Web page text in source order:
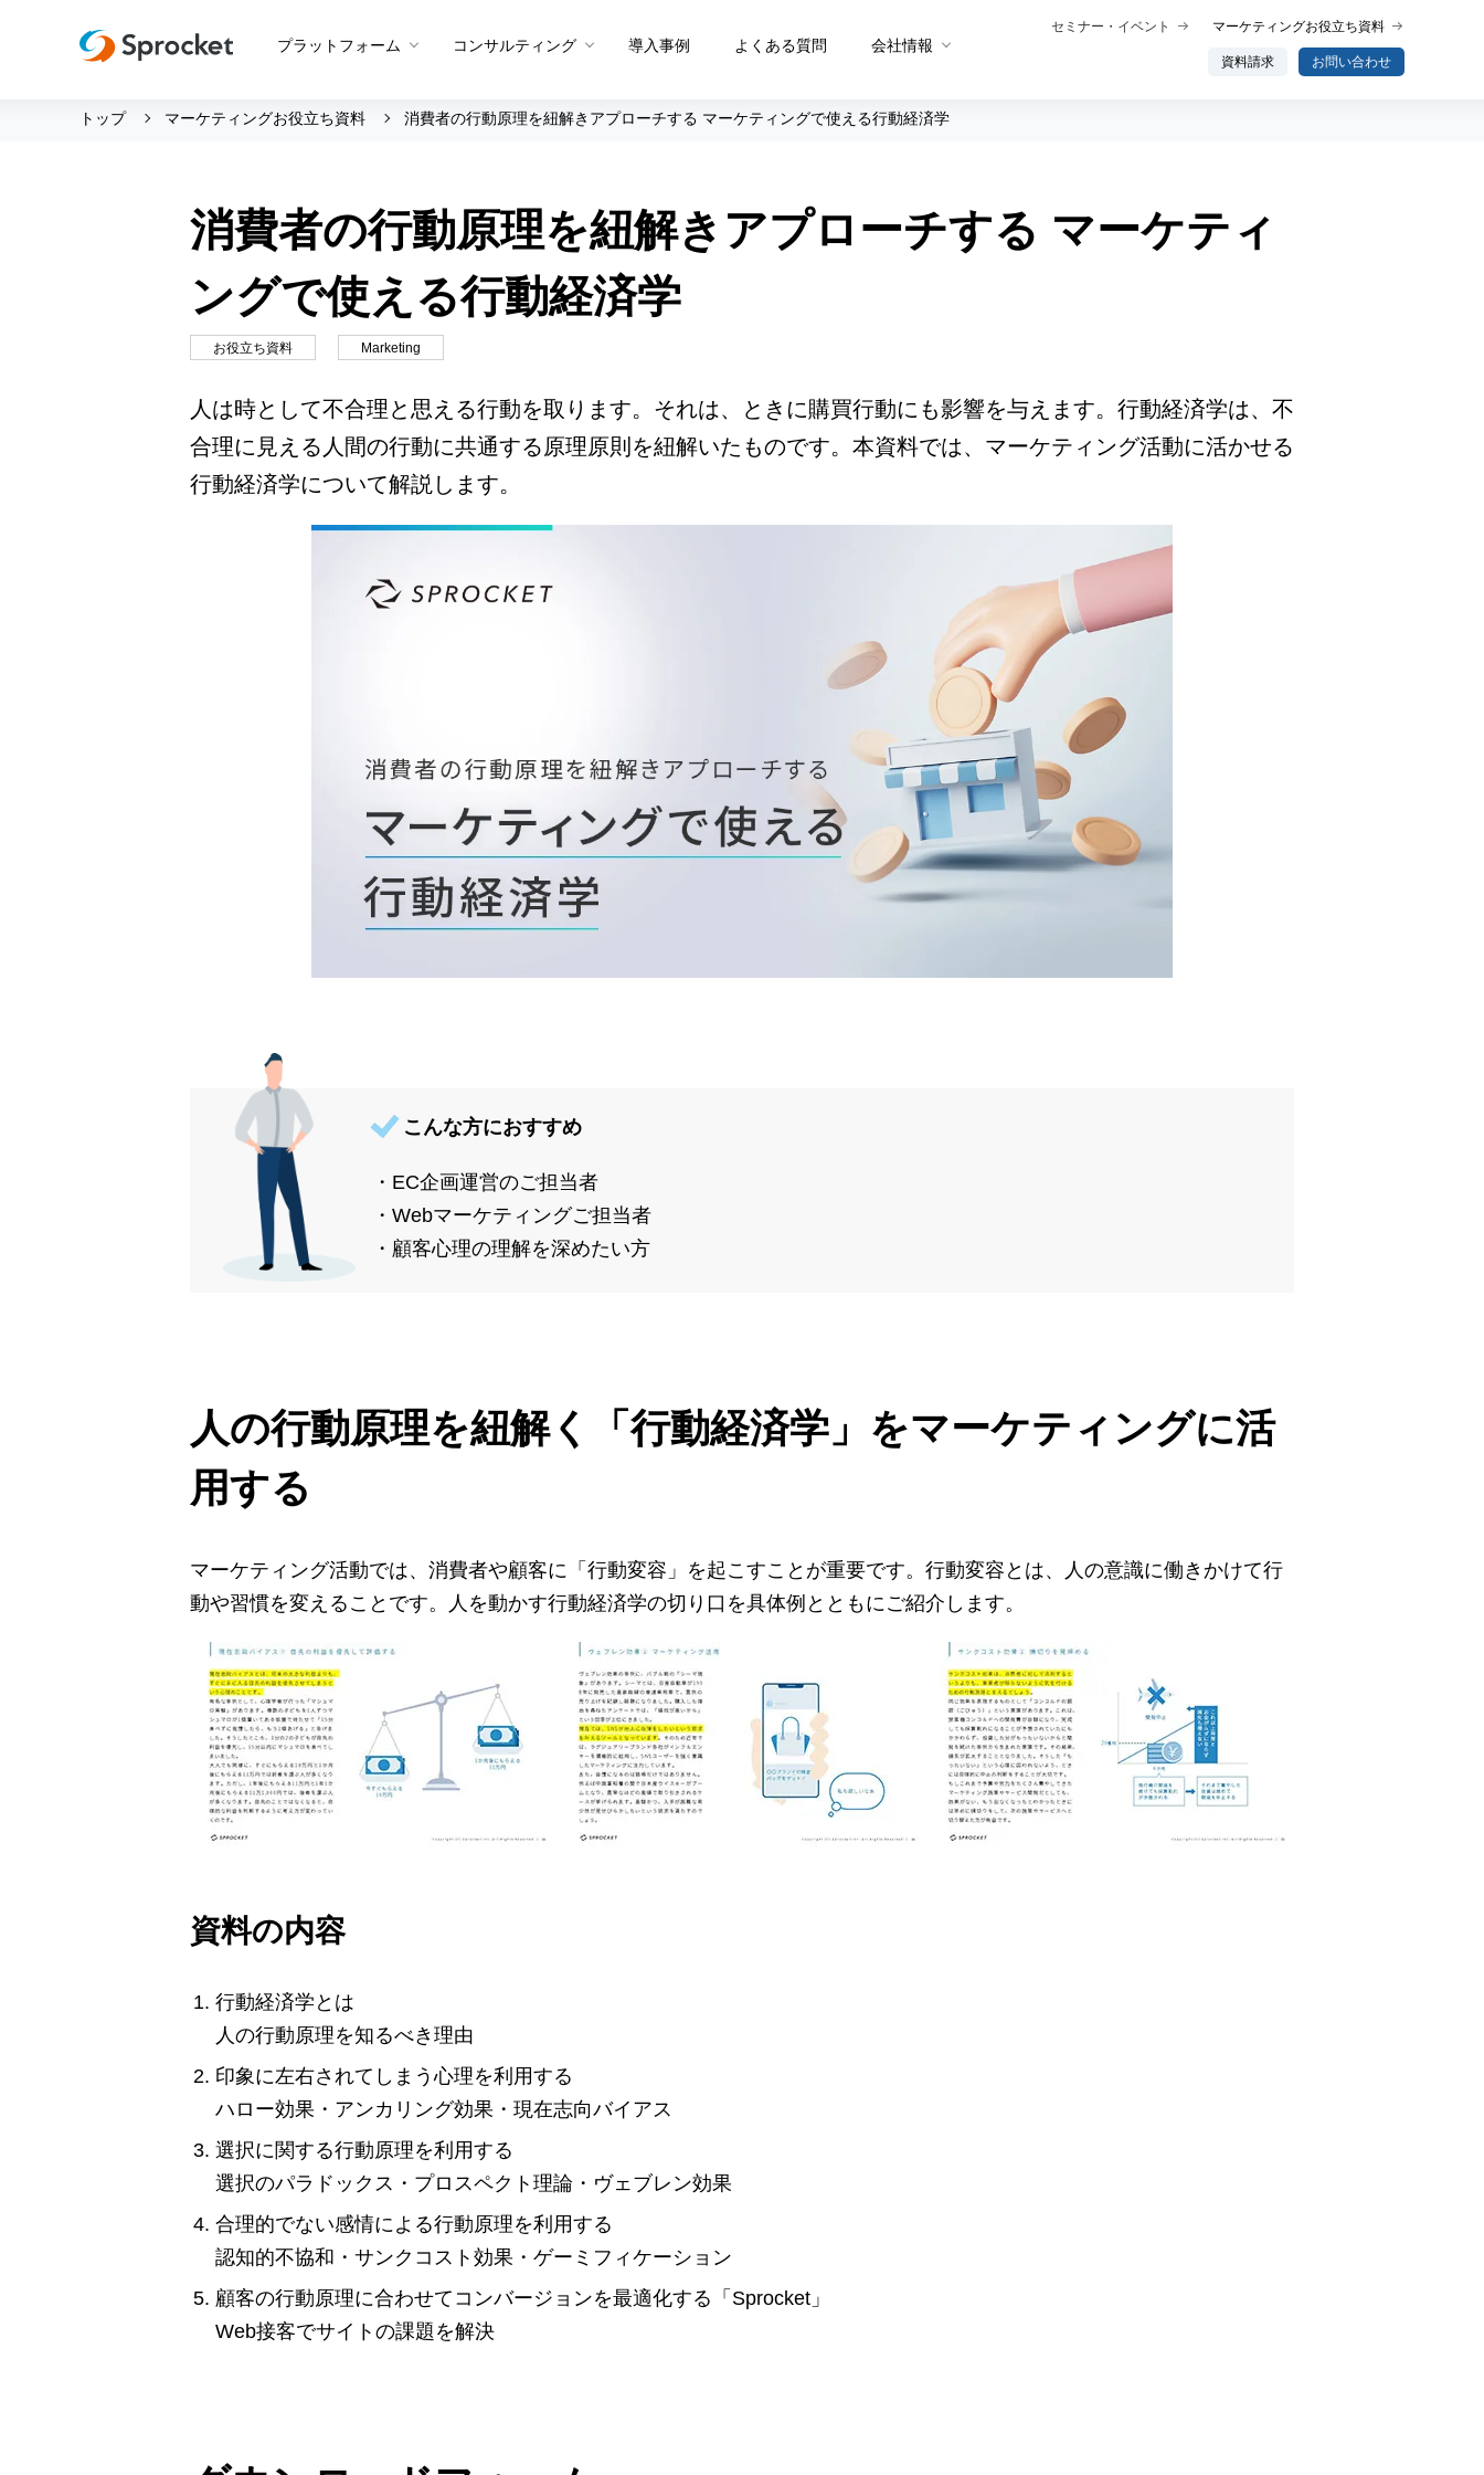
プラットフォーム
プロダクト概要
Web接客
アプリ最適化
アンケート
A/Bテスト
メールマーケティング
LINE活用
プロダクト概要
データ統合・抽出
セグメント適正スコア
プロダクト概要
ペルソナトーク
お問い合わせ分析
プロダクト概要
コンサルティング
運用支援 トップ
Beyond CROコンサルティング
設定代行
サポートボット
メソッド トップ
メソッドを共有する仕組み
A/Bテストメソッド
ユーザー行動分析メソッド
Sprocket活用メソッド
導入事例 よくある質問 会社情報
会社情報 トップ
メンバー紹介
創業の想い
沿革
ロゴマーク
セミナー・イベント マーケティングお役立ち資料
資料請求 お問い合わせ
トップ マーケティングお役立ち資料 消費者の行動原理を紐解きアプローチする マーケティングで使える行動経済学
消費者の行動原理を紐解きアプローチする マーケティ
ングで使える行動経済学
お役立ち資料 Marketing
人は時として不合理と思える行動を取ります。それは、ときに購買行動にも影響を与えます。行動経済学は、不
合理に見える人間の行動に共通する原理原則を紐解いたものです。本資料では、マーケティング活動に活かせる
行動経済学について解説します。
こんな方におすすめ
・EC企画運営のご担当者
・Webマーケティングご担当者
・顧客心理の理解を深めたい方
人の行動原理を紐解く「行動経済学」をマーケティングに活
用する
マーケティング活動では、消費者や顧客に「行動変容」を起こすことが重要です。行動変容とは、人の意識に働きかけて行
動や習慣を変えることです。人を動かす行動経済学の切り口を具体例とともにご紹介します。
資料の内容
行動経済学とは
人の行動原理を知るべき理由
印象に左右されてしまう心理を利用する
ハロー効果・アンカリング効果・現在志向バイアス
選択に関する行動原理を利用する
選択のパラドックス・プロスペクト理論・ヴェブレン効果
合理的でない感情による行動原理を利用する
認知的不協和・サンクコスト効果・ゲーミフィケーション
顧客の行動原理に合わせてコンバージョンを最適化する「Sprocket」
Web接客でサイトの課題を解決